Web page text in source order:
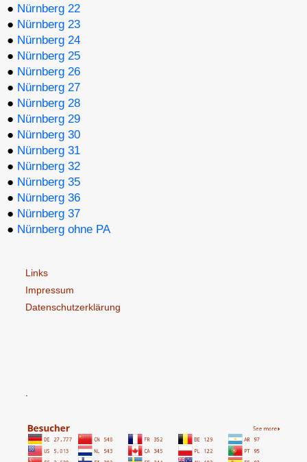
● Nürnberg 22
● Nürnberg 23
● Nürnberg 24
● Nürnberg 25
● Nürnberg 26
● Nürnberg 27
● Nürnberg 28
● Nürnberg 29
● Nürnberg 30
● Nürnberg 31
● Nürnberg 32
● Nürnberg 35
● Nürnberg 36
● Nürnberg 37
● Nürnberg ohne PA
Links
Impressum
Datenschutzerklärung